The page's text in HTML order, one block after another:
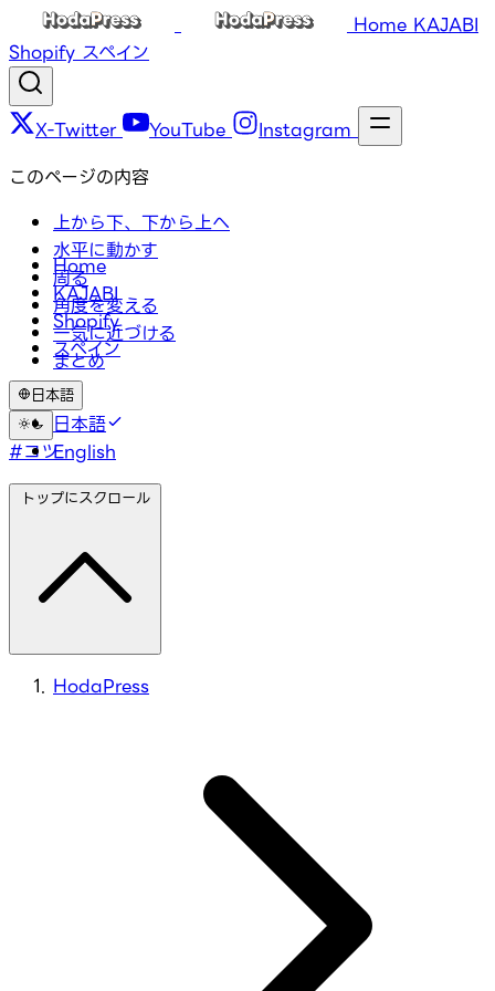
Home KAJABI
Shopify スペイン
X-Twitter YouTube Instagram
Home
KAJABI
Shopify
スペイン
日本語
日本語
English
このページの内容
上から下、下から上へ
水平に動かす
周る
角度を変える
一気に近づける
まとめ
タグ
#コツ
トップにスクロール
HodaPress